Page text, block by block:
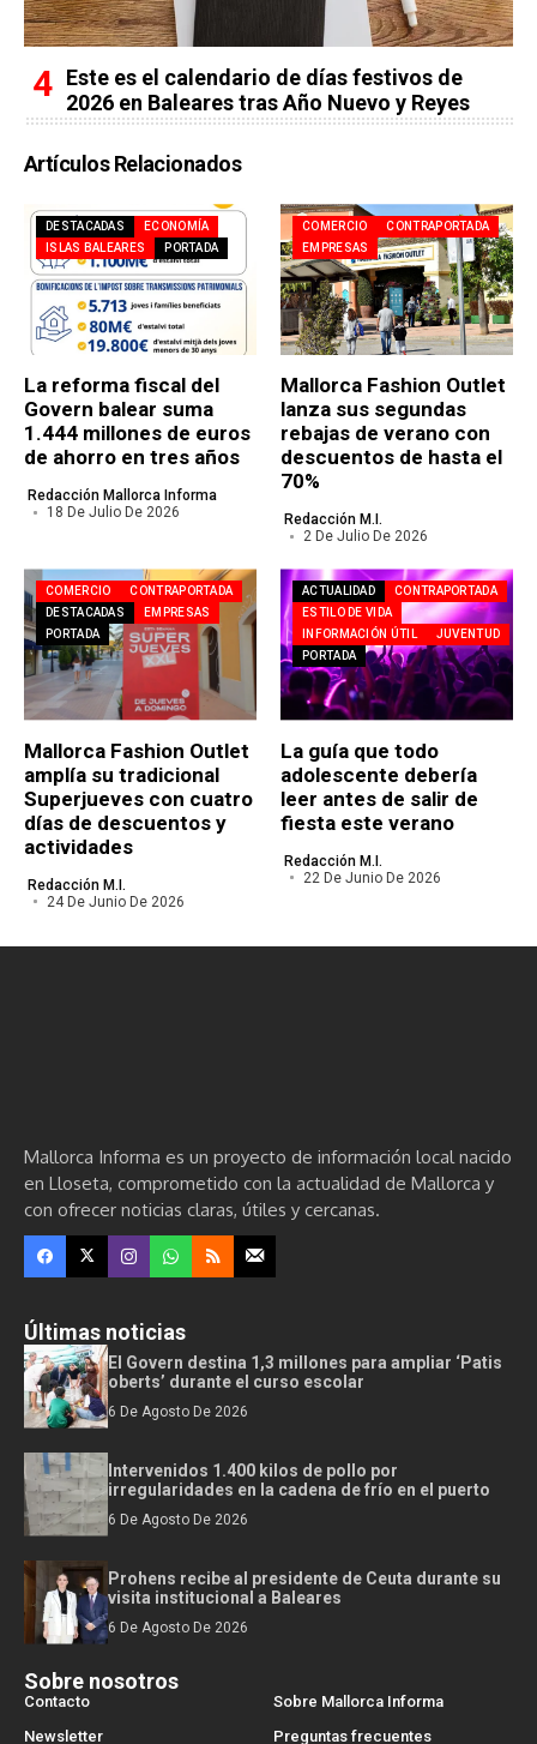
Este es el calendario de días festivos de
2026 en Baleares tras Año Nuevo y Reyes
Artículos Relacionados
DESTACADAS
ECONOMÍA
ISLAS BALEARES
PORTADA
La reforma fiscal del
Govern balear suma
1.444 millones de euros
de ahorro en tres años
Redacción Mallorca Informa
18 De Julio De 2026
COMERCIO
CONTRAPORTADA
EMPRESAS
Mallorca Fashion Outlet
lanza sus segundas
rebajas de verano con
descuentos de hasta el
70%
Redacción M.I.
2 De Julio De 2026
COMERCIO
CONTRAPORTADA
DESTACADAS
EMPRESAS
PORTADA
Mallorca Fashion Outlet
amplía su tradicional
Superjueves con cuatro
días de descuentos y
actividades
Redacción M.I.
24 De Junio De 2026
ACTUALIDAD
CONTRAPORTADA
ESTILO DE VIDA
INFORMACIÓN ÚTIL
JUVENTUD
PORTADA
La guía que todo
adolescente debería
leer antes de salir de
fiesta este verano
Redacción M.I.
22 De Junio De 2026
Mallorca Informa es un proyecto de información local nacido
en Lloseta, comprometido con la actualidad de Mallorca y
con ofrecer noticias claras, útiles y cercanas.
Últimas noticias
El Govern destina 1,3 millones para ampliar ‘Patis
oberts’ durante el curso escolar
6 De Agosto De 2026
Intervenidos 1.400 kilos de pollo por
irregularidades en la cadena de frío en el puerto
6 De Agosto De 2026
Prohens recibe al presidente de Ceuta durante su
visita institucional a Baleares
6 De Agosto De 2026
Sobre nosotros
Contacto
Sobre Mallorca Informa
Newsletter
Preguntas frecuentes